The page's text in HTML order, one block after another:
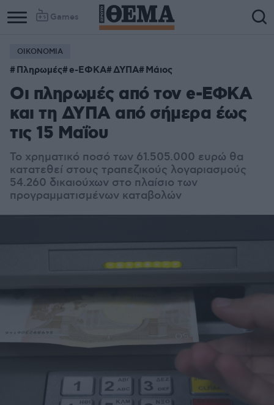
Games
ΟΙΚΟΝΟΜΙΑ
Πληρωμές e-ΕΦΚΑ ΔΥΠΑ Μάιος
Οι πληρωμές από τον e-ΕΦΚΑ
και τη ΔΥΠΑ από σήμερα έως
τις 15 Μαΐου
Το χρηματικό ποσό των 61.505.000 ευρώ θα
κατατεθεί στους τραπεζικούς λογαριασμούς
54.260 δικαιούχων στο πλαίσιο των
προγραμματισμένων καταβολών